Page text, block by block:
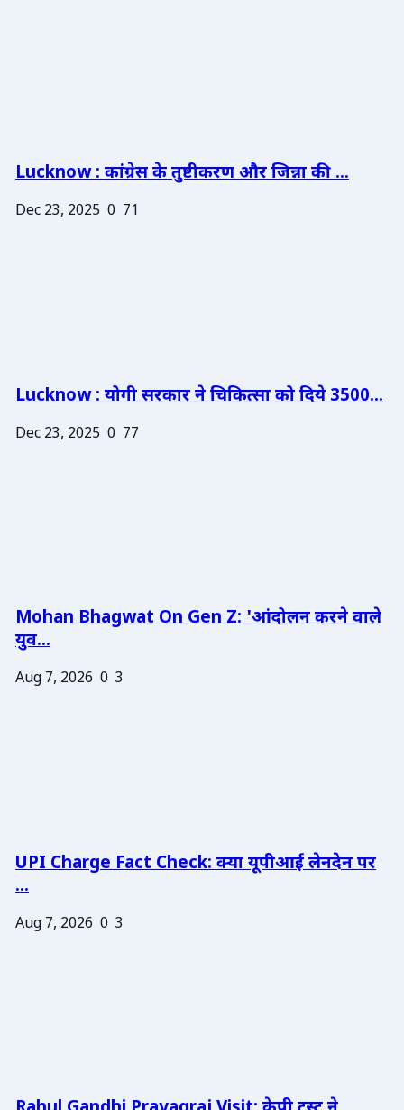
Lucknow : कांग्रेस के तुष्टीकरण और जिन्ना की ...
Dec 23, 2025 0 71
Lucknow : योगी सरकार ने चिकित्सा को दिये 3500...
Dec 23, 2025 0 77
Mohan Bhagwat On Gen Z: 'आंदोलन करने वाले
युव...
Aug 7, 2026 0 3
UPI Charge Fact Check: क्या यूपीआई लेनदेन पर
...
Aug 7, 2026 0 3